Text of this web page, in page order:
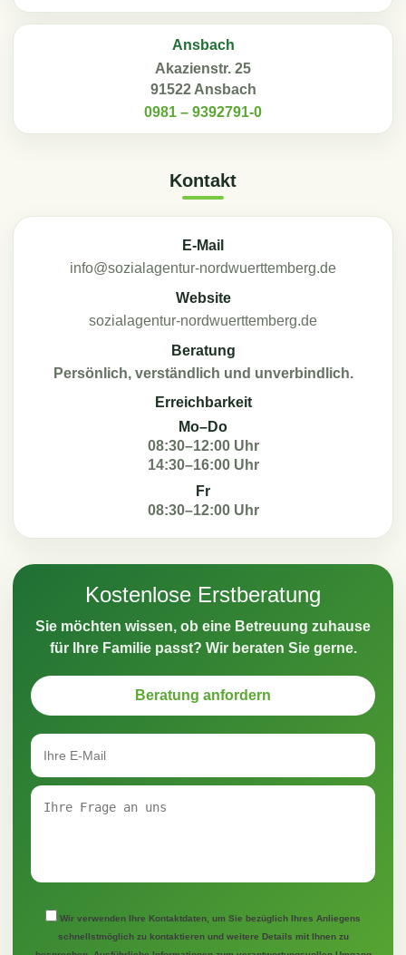
Ansbach
Akazienstr. 25
91522 Ansbach
0981 – 9392791-0
Kontakt
E-Mail
info@sozialagentur-nordwuerttemberg.de
Website
sozialagentur-nordwuerttemberg.de
Beratung
Persönlich, verständlich und unverbindlich.
Erreichbarkeit
Mo–Do
08:30–12:00 Uhr
14:30–16:00 Uhr
Fr
08:30–12:00 Uhr
Kostenlose Erstberatung
Sie möchten wissen, ob eine Betreuung zuhause
für Ihre Familie passt? Wir beraten Sie gerne.
Beratung anfordern
Wir verwenden Ihre Kontaktdaten, um Sie bezüglich Ihres Anliegens
schnellstmöglich zu kontaktieren und weitere Details mit Ihnen zu